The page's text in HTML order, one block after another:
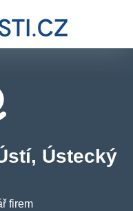
Ústecký
firem